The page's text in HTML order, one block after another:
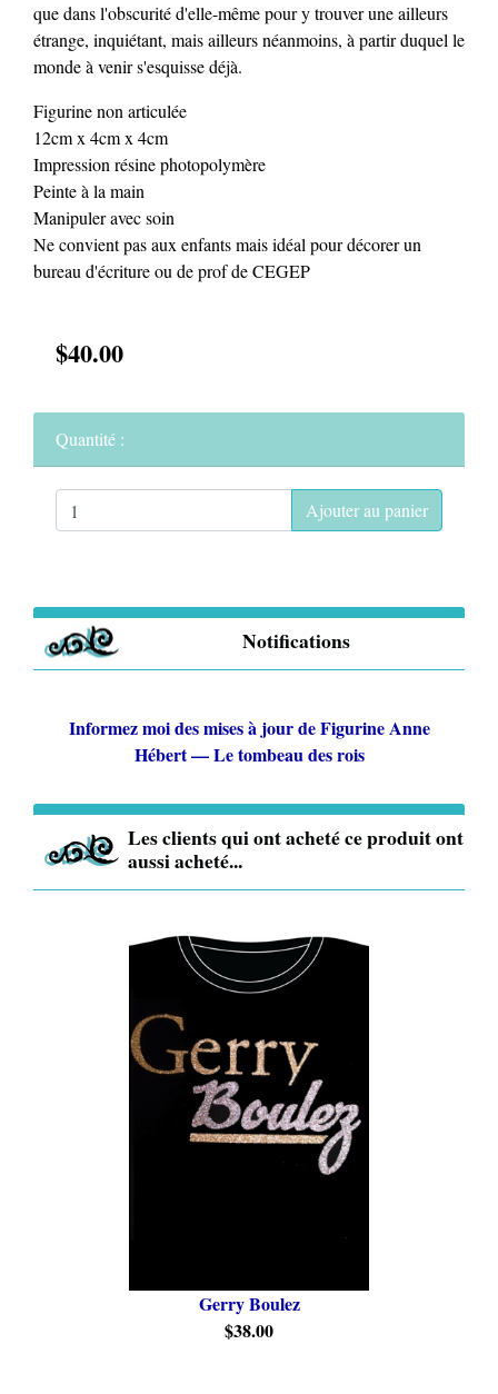
que dans l'obscurité d'elle-même pour y trouver une ailleurs
étrange, inquiétant, mais ailleurs néanmoins, à partir duquel le
monde à venir s'esquisse déjà.
Figurine non articulée
12cm x 4cm x 4cm
Impression résine photopolymère
Peinte à la main
Manipuler avec soin
Ne convient pas aux enfants mais idéal pour décorer un
bureau d'écriture ou de prof de CEGEP
$40.00
Quantité :
Ajouter au panier
Notifications
Informez moi des mises à jour deFigurine Anne
Hébert — Le tombeau des rois
Les clients qui ont acheté ce produit ont
aussi acheté...
Gerry Boulez
$38.00